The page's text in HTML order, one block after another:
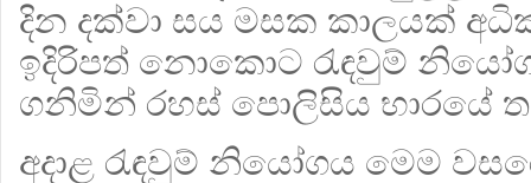
දින දක්වා සය මසක කාලයක්
ඉදිරිපත් නොකොට රැඳවුම්
ගනිමින් රහස් පොලිසිය භාරයේ
අදාළ රැඳවුම් නියෝගය මෙම